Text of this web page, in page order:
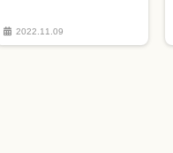
2022.11.09